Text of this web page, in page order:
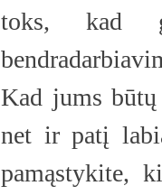
toks, kad
Kad jums
net ir patį
pamąstykite,